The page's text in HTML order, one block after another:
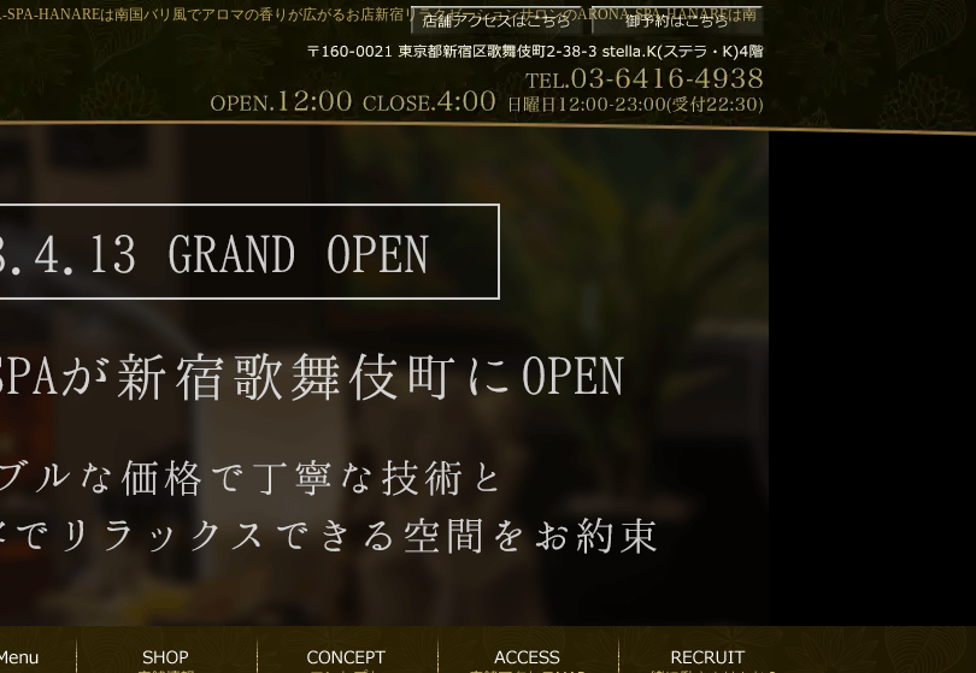
HANAREは南国バリ風でアロマの香りが広がるお店新宿リラクゼーションサロンのARONA-SPA-HANAREは南